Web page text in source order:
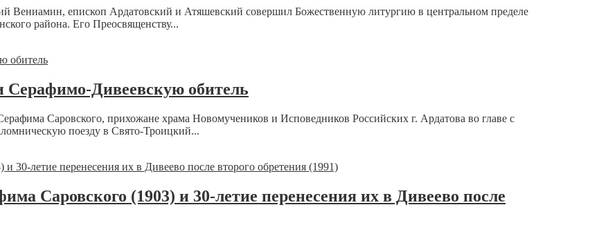
Вениамин, епископ Ардатовский и Атяшевский совершил Божественную литургию в центральном пределе
района. Его Преосвященству...
Серафимо-Дивеевскую обитель
Саровского, прихожане храма Новомучеников и Исповедников Российских г. Ардатова во главе с
поезду в Свято-Троицкий...
Саровского (1903) и 30-летие перенесения их в Дивеево после